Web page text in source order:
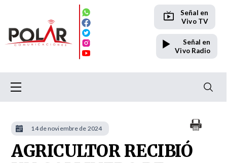
Señal en
Vivo TV
Señal en
Vivo Radio
AGRICULTOR RECIBIÓ
14 de noviembre de 2024